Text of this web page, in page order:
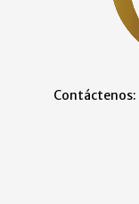
Contáctenos: